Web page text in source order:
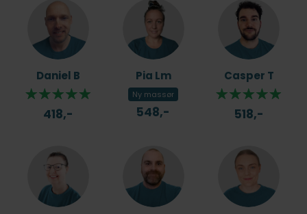
Daniel B
418,-
Pia Lm
Ny massør
548,-
Casper T
518,-